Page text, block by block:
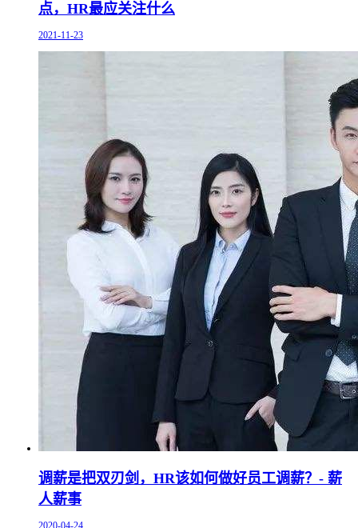
点，HR最应关注什么
2021-11-23
调薪是把双刃剑，HR该如何做好员工调薪？- 薪
人薪事
2020-04-24